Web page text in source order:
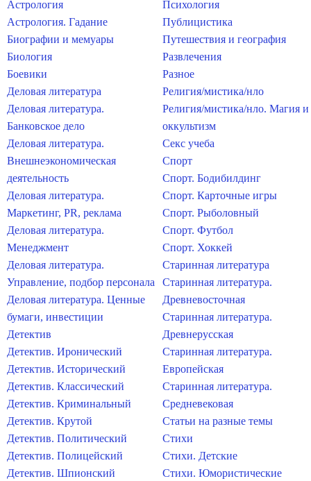
Астрология
Астрология. Гадание
Биографии и мемуары
Биология
Боевики
Деловая литература
Деловая литература.
Банковское дело
Деловая литература.
Внешнеэкономическая
деятельность
Деловая литература.
Маркетинг, PR, реклама
Деловая литература.
Менеджмент
Деловая литература.
Управление, подбор персонала
Деловая литература. Ценные
бумаги, инвестиции
Детектив
Детектив. Иронический
Детектив. Исторический
Детектив. Классический
Детектив. Криминальный
Детектив. Крутой
Детектив. Политический
Детектив. Полицейский
Детектив. Шпионский
Психология
Публицистика
Путешествия и география
Развлечения
Разное
Религия/мистика/нло
Религия/мистика/нло. Магия и
оккультизм
Секс учеба
Спорт
Спорт. Бодибилдинг
Спорт. Карточные игры
Спорт. Рыболовный
Спорт. Футбол
Спорт. Хоккей
Старинная литература
Старинная литература.
Древневосточная
Старинная литература.
Древнерусская
Старинная литература.
Европейская
Старинная литература.
Средневековая
Статьи на разные темы
Стихи
Стихи. Детские
Стихи. Юмористические